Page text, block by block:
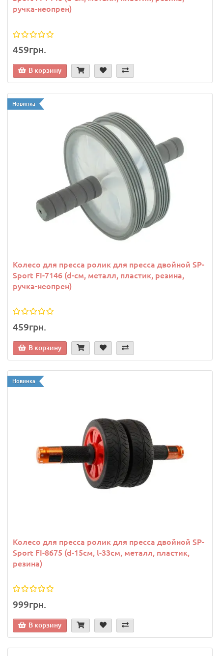
ручка-неопрен)
459грн.
В корзину
Новинка
Колесо для пресса ролик для пресса двойной SP-
Sport FI-7146 (d-см, металл, пластик, резина,
ручка-неопрен)
459грн.
В корзину
Новинка
Колесо для пресса ролик для пресса двойной SP-
Sport FI-8675 (d-15см, l-33см, металл, пластик,
резина)
999грн.
В корзину